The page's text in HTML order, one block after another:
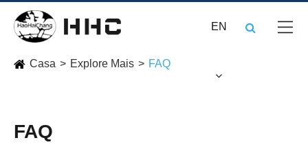
EN
Casa Explore Mais FAQ
FAQ